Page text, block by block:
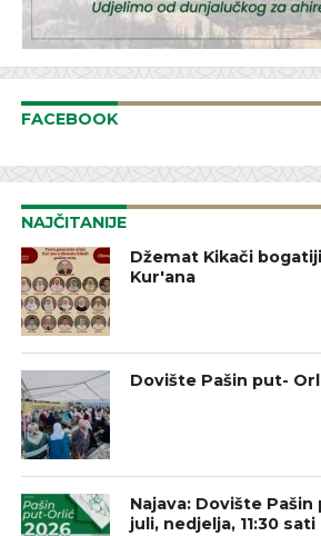
FACEBOOK
NAJČITANIJE
Džemat Kikači
Kur'ana
Dovište Pašin put-
Najava: Dovište Pašin
juli, nedjelja, 11:30 sati